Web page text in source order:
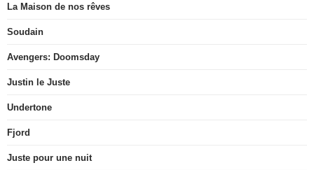
La Maison de nos rêves
Soudain
Avengers: Doomsday
Justin le Juste
Undertone
Fjord
Juste pour une nuit